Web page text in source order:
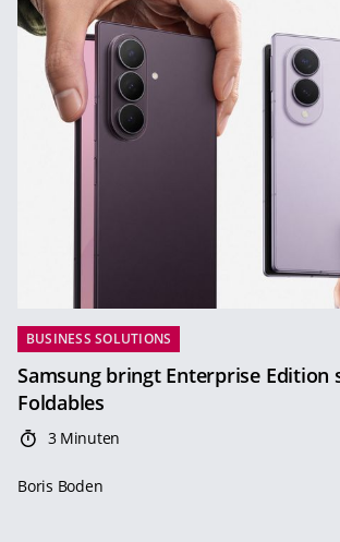
BUSINESS SOLUTIONS
Samsung bringt Enterprise Edition
Foldables
3 Minuten
Boris Boden